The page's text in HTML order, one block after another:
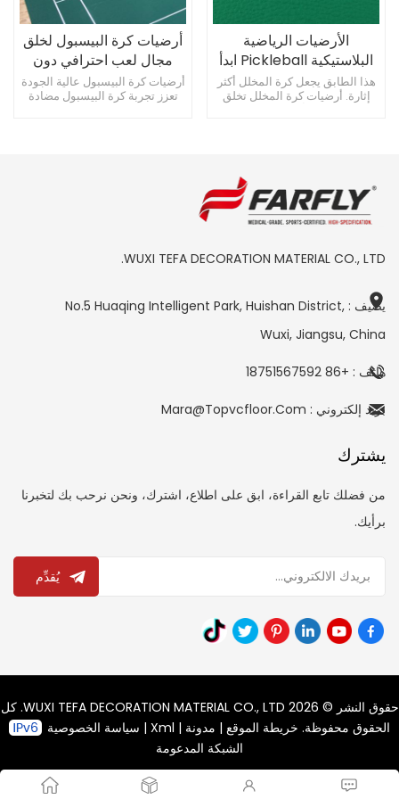
أرضيات كرة البيسبول لخلق
مجال لعب احترافي دون
قلق
أرضيات كرة البيسبول عالية الجودة
تعزز تجربة كرة البيسبول مضادة
الأرضيات الرياضية
البلاستيكية Pickleball ابدأ
باختيار الأرضيات المثالية
هذا الطابق يجعل كرة المخلل أكثر
إثارة. أرضيات كرة المخلل تخلق
WUXI TEFA DECORATION MATERIAL CO., LTD.
يضيف : No.5 Huaqing Intelligent Park, Huishan District,
Wuxi, Jiangsu, China
هاتف : +86 18751567592
بريد إلكتروني : Mara@topvcfloor.com
يشترك
من فضلك تابع القراءة، ابق على اطلاع، اشترك، ونحن نرحب بك لتخبرنا
برأيك.
يُقدِّم
حقوق النشر © 2026 WUXI TEFA DECORATION MATERIAL CO., LTD. كل
الحقوق محفوظة. خريطة الموقع | مدونة |
Xml
| سياسة الخصوصية
الشبكة المدعومة